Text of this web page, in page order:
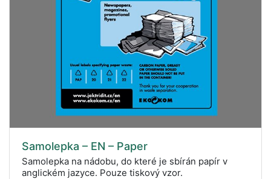
Samolepka – EN – Paper
Samolepka na nádobu, do které je sbírán papír v
anglickém jazyce. Pouze tiskový vzor.